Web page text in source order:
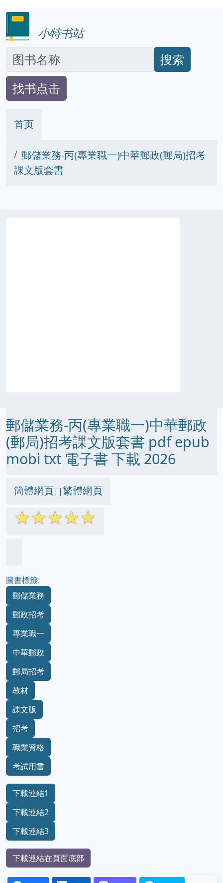
小特书站
搜索
找书点击
首页
郵儲業務-丙(專業職一)中華郵政(郵局)招考
課文版套書
郵儲業務-丙(專業職一)中華郵政
(郵局)招考課文版套書 pdf epub
mobi txt 電子書 下載 2026
簡體網頁||繁體網頁
☆☆☆☆☆
圖書標籤:
郵儲業務
郵政招考
專業職一
中華郵政
郵局招考
教材
課文版
招考
職業資格
考試用書
下載連結1
下載連結2
下載連結3
下載連結在頁面底部